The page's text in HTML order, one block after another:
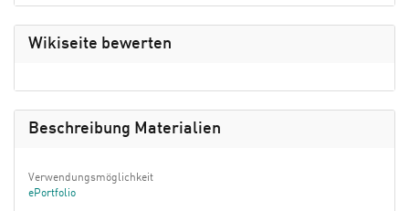
Wikiseite bewerten
Beschreibung Materialien
Verwendungsmöglichkeit
ePortfolio